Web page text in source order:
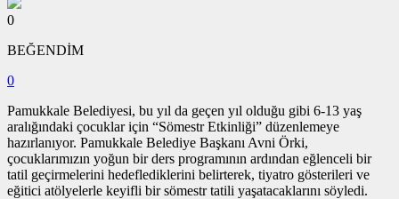
0
BEĞENDİM
0
Pamukkale Belediyesi, bu yıl da geçen yıl olduğu gibi 6-13 yaş
aralığındaki çocuklar için “Sömestr Etkinliği” düzenlemeye
hazırlanıyor. Pamukkale Belediye Başkanı Avni Örki,
çocuklarımızın yoğun bir ders programının ardından eğlenceli bir
tatil geçirmelerini hedeflediklerini belirterek, tiyatro gösterileri ve
eğitici atölyelerle keyifli bir sömestr tatili yaşatacaklarını söyledi.